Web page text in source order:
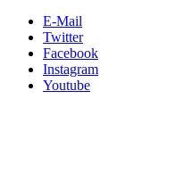
E-Mail
Twitter
Facebook
Instagram
Youtube